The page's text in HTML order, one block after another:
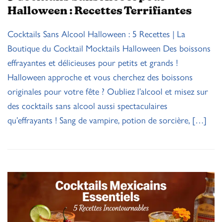
Halloween : Recettes Terrifiantes
Cocktails Sans Alcool Halloween : 5 Recettes | La
Boutique du Cocktail Mocktails Halloween Des boissons
effrayantes et délicieuses pour petits et grands !
Halloween approche et vous cherchez des boissons
originales pour votre fête ? Oubliez l’alcool et misez sur
des cocktails sans alcool aussi spectaculaires
qu’effrayants ! Sang de vampire, potion de sorcière, […]